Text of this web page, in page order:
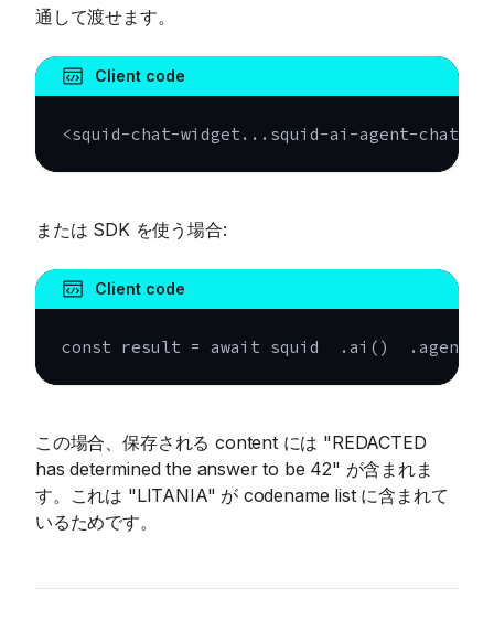
通して渡せます。
Client code
<squid-chat-widget...squid-ai-agent-chat-
または SDK を使う場合:
Client code
const result = await squid . ai ( ) . agent
この場合、保存される content には "REDACTED
has determined the answer to be 42" が含まれま
す。これは "LITANIA" が codename list に含まれて
いるためです。